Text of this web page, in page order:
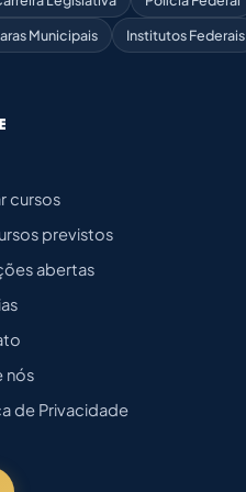
Municipais Institutos Federais
cursos
previstos
abertas
nós
de Privacidade